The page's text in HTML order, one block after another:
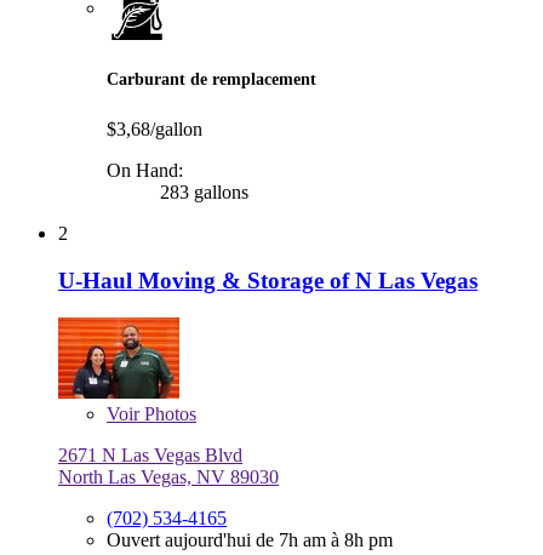
Carburant de remplacement
$3,68/gallon
On Hand:
283 gallons
2
U-Haul Moving & Storage of N Las Vegas
VoirPhotos
2671 N Las Vegas Blvd
North Las Vegas, NV 89030
(702) 534-4165
Ouvert aujourd'hui de 7h am à 8h pm